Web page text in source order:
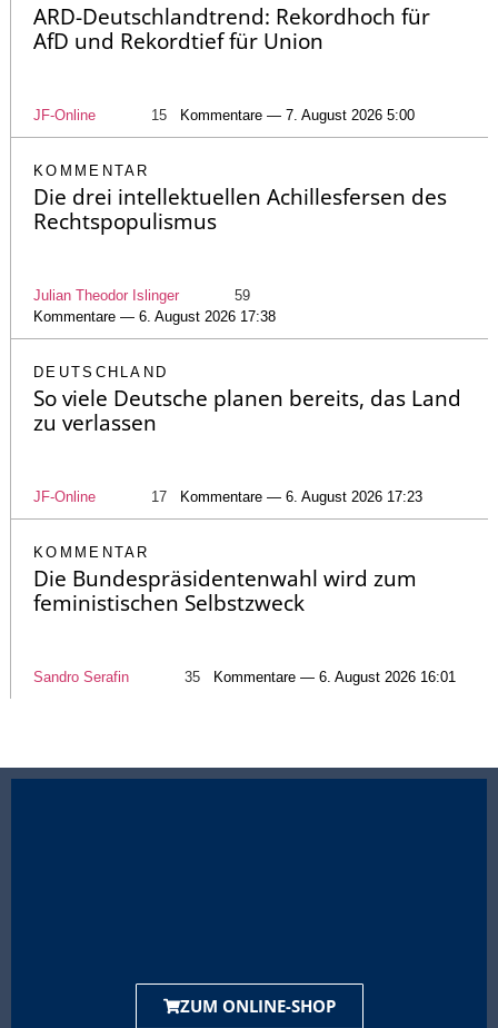
ARD-Deutschlandtrend: Rekordhoch für
AfD und Rekordtief für Union
JF-Online 15 Kommentare — 7. August 2026 5:00
KOMMENTAR
Die drei intellektuellen Achillesfersen des
Rechtspopulismus
Julian Theodor Islinger
59
Kommentare — 6. August 2026 17:38
DEUTSCHLAND
So viele Deutsche planen bereits, das Land
zu verlassen
JF-Online 17 Kommentare — 6. August 2026 17:23
KOMMENTAR
Die Bundespräsidentenwahl wird zum
feministischen Selbstzweck
Sandro Serafin 35 Kommentare — 6. August 2026 16:01
ZUM ONLINE-SHOP